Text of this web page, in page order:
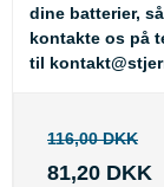
dine batterier,
kontakte os på
til
116,00 DKK
81,20 DKK